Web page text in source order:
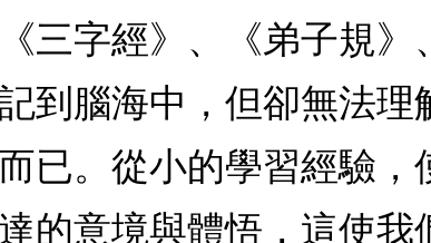
三字經》、《弟子規
到腦海中，但卻無法
已。從小的學習經驗，
的意境與體悟，這使